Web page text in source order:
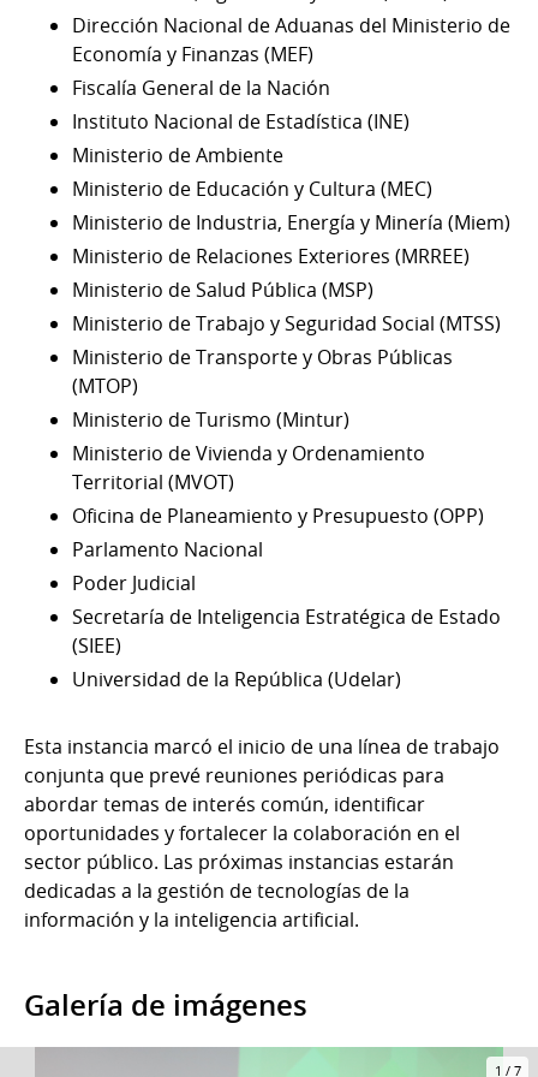
Dirección Nacional de Aduanas del Ministerio de
Economía y Finanzas (MEF)
Fiscalía General de la Nación
Instituto Nacional de Estadística (INE)
Ministerio de Ambiente
Ministerio de Educación y Cultura (MEC)
Ministerio de Industria, Energía y Minería (Miem)
Ministerio de Relaciones Exteriores (MRREE)
Ministerio de Salud Pública (MSP)
Ministerio de Trabajo y Seguridad Social (MTSS)
Ministerio de Transporte y Obras Públicas
(MTOP)
Ministerio de Turismo (Mintur)
Ministerio de Vivienda y Ordenamiento
Territorial (MVOT)
Oficina de Planeamiento y Presupuesto (OPP)
Parlamento Nacional
Poder Judicial
Secretaría de Inteligencia Estratégica de Estado
(SIEE)
Universidad de la República (Udelar)
Esta instancia marcó el inicio de una línea de trabajo
conjunta que prevé reuniones periódicas para
abordar temas de interés común, identificar
oportunidades y fortalecer la colaboración en el
sector público. Las próximas instancias estarán
dedicadas a la gestión de tecnologías de la
información y la inteligencia artificial.
Galería de imágenes
1 / 7